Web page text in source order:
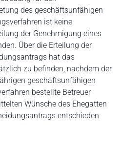
des geschäftsunfähigen
ist keine
der Genehmigung eines
Über die Erteilung der
hat das
zu befinden, nachdem der
geschäftsunfähigen
bestellte Betreuer
Wünsche des Ehegatten
entschieden